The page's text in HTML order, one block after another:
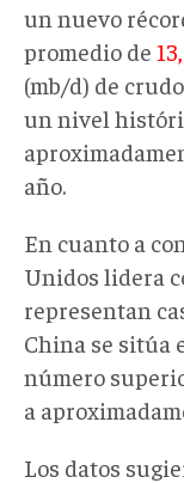
un nuevo
promedio de
(mb/d) de
un nivel
año.
En cuanto a
Unidos lidera
representan
China se sitúa
número
a
Los datos